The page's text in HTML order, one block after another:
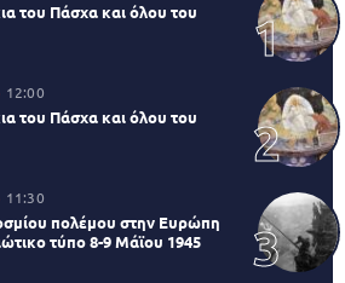
του Πάσχα και όλου του
12:00
του Πάσχα και όλου του
11:30
πολέμου στην Ευρώπη
τύπο 8-9 Μάϊου 1945